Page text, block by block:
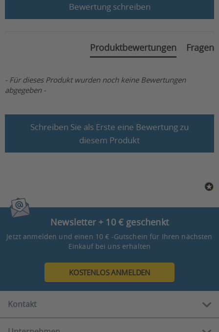
E-Mail:info@proteno.de
Bewertung schreiben
Produktbewertungen Fragen
- Für dieses Produkt wurden noch keine Bewertungen
abgegeben -
Schreiben Sie als Erste eine Bewertung zu
diesem Produkt
Newsletter + 10 € geschenkt
Jetzt anmelden und einen 10 € -Gutschein für Ihren nächsten
Einkauf bei uns erhalten
KOSTENLOS ANMELDEN
Kontakt